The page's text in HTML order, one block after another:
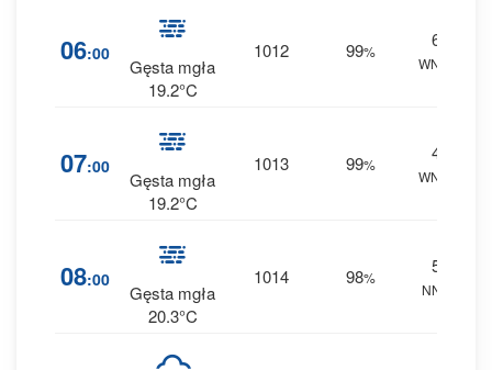
06:00
Gęsta mgła
19.2°C
1012 99%
6
WNW
07:00
Gęsta mgła
19.2°C
1013 99%
4
WNW
08:00
Gęsta mgła
20.3°C
1014 98%
5
NNE